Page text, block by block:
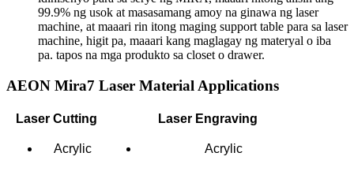
99.9% ng usok at masasamang amoy na ginawa ng laser
machine, at maaari rin itong maging support table para sa laser
machine, higit pa, maaari kang maglagay ng materyal o iba
pa. tapos na mga produkto sa closet o drawer.
AEON Mira7 Laser Material Applications
Laser Cutting Laser Engraving
Acrylic Acrylic